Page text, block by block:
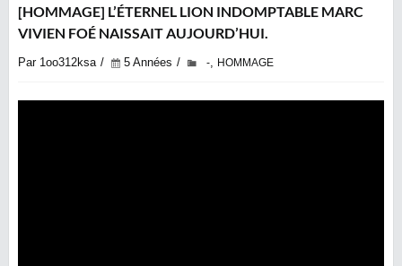
[HOMMAGE] L’ÉTERNEL LION INDOMPTABLE MARC
VIVIEN FOÉ NAISSAIT AUJOURD’HUI.
Par 1oo312ksa 5 Années -, HOMMAGE